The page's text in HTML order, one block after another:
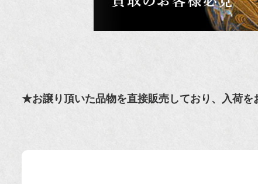
★お譲り頂いた品物を直接販売しており、入荷を